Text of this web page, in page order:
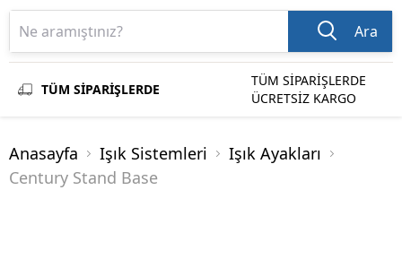
Ara
TÜM SİPARİŞLERDE
TÜM SİPARİŞLERDE
ÜCRETSİZ KARGO
Anasayfa Işık Sistemleri
Işık Ayakları
Century Stand Base